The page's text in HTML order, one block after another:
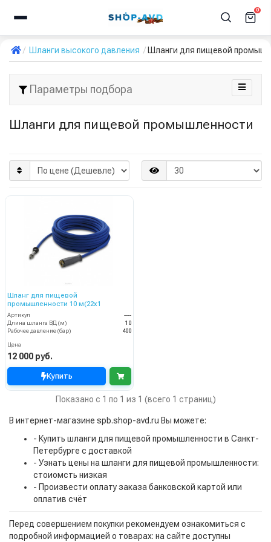
0
Шланги высокого давления Шланги для пищевой
Параметры подбора
Шланги для пищевой промышленности
Шланг для пищевой
промышленности 10 м(22x1
Артикул
----
Длина шланга ВД (м)
10
Рабочее давление (бар)
400
Цена
12 000 руб.
Купить
Показано с 1 по 1 из 1 (всего 1 страниц)
В интернет-магазине spb.shop-avd.ru Вы можете:
- Купить шланги для пищевой промышленности в Санкт-
Петербурге с доставкой
- Узнать цены на шланги для пищевой промышленности:
стоиомсть низкая
- Произвести оплату заказа банковской картой или
оплатив счёт
Перед совершением покупки рекомендуем ознакомиться с
подробной информацией о товарах: на сайте доступны